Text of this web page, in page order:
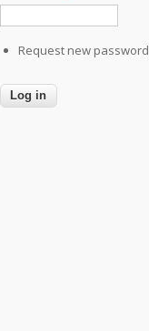
Request new password